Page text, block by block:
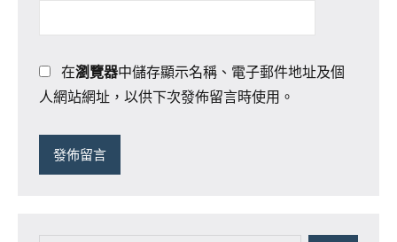
在瀏覽器中儲存顯示名稱、電子郵件地址及個
人網站網址，以供下次發佈留言時使用。